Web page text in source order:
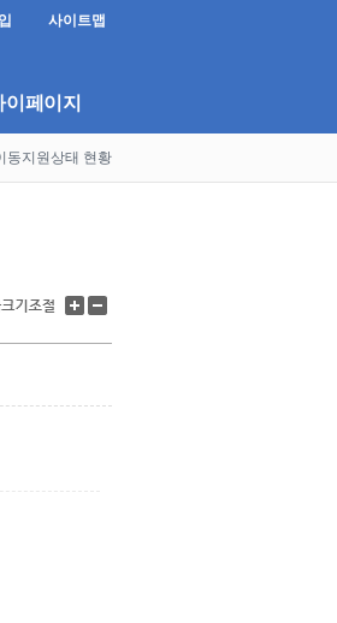
사이트맵
이페이지
동지원상태 현황
크 크